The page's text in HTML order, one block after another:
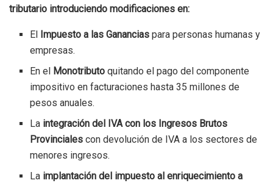
tributario introduciendo modificaciones en:
El Impuesto a las Ganancias para personas humanas y
empresas.
En el Monotributo quitando el pago del componente
impositivo en facturaciones hasta 35 millones de
pesos anuales.
La integración del IVA con los Ingresos Brutos
Provinciales con devolución de IVA a los sectores de
menores ingresos.
La implantación del impuesto al enriquecimiento a